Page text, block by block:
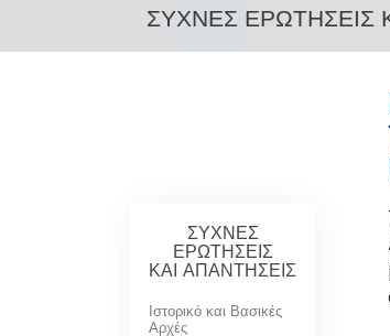
ΣΥΧΝΕΣ ΕΡΩΤΗΣΕΙΣ
ΣΥΧΝΕΣ
ΕΡΩΤΗΣΕΙΣ
ΚΑΙ ΑΠΑΝΤΗΣΕΙΣ
Ιστορικό και Βασικές
Αρχές